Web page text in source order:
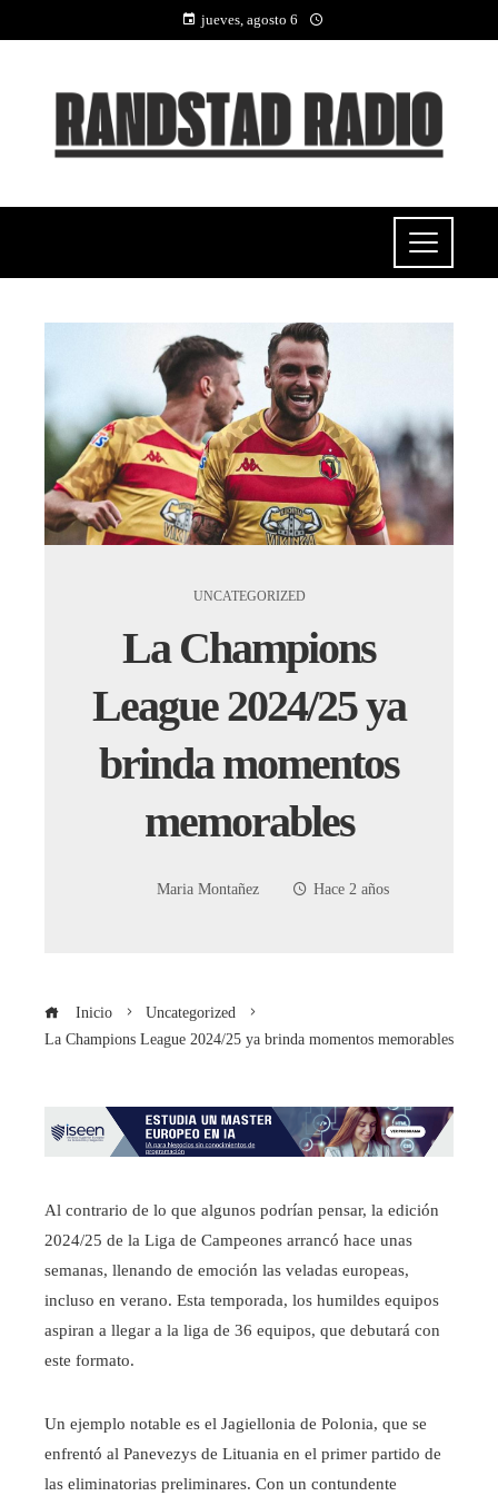
jueves, agosto 6
UNCATEGORIZED
La Champions
League 2024/25 ya
brinda momentos
memorables
Maria Montañez Hace 2 años
Inicio
Uncategorized
La Champions League 2024/25 ya brinda momentos memorables
Al contrario de lo que algunos podrían pensar, la edición
2024/25 de la Liga de Campeones arrancó hace unas
semanas, llenando de emoción las veladas europeas,
incluso en verano. Esta temporada, los humildes equipos
aspiran a llegar a la liga de 36 equipos, que debutará con
este formato.
Un ejemplo notable es el Jagiellonia de Polonia, que se
enfrentó al Panevezys de Lituania en el primer partido de
las eliminatorias preliminares. Con un contundente